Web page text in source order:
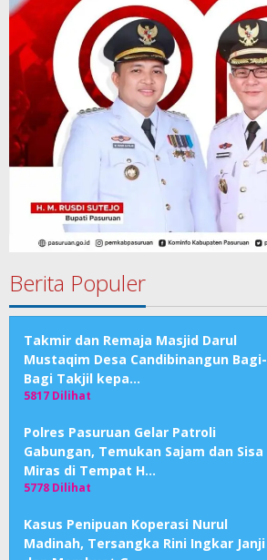
Berita Populer
Takmir dan Remaja Masjid Darul
Mustaqim Desa Candibinangun Bagi-
Bagi Takjil kepa…
5817 Dilihat
Polres Pasuruan Gelar Patroli
Gabungan, Temukan Sajam dan Sisa
Miras di Tempat H…
5778 Dilihat
Kasus Penipuan Koperasi Nurul
Madinah, Tersangka Rini Ingkar Janji